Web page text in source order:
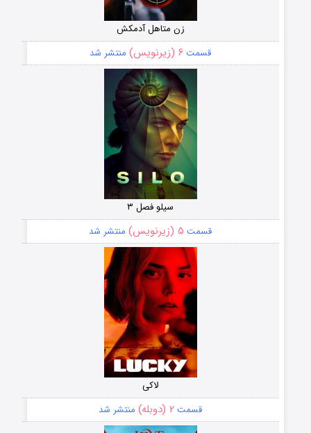
زن متاهل آدمکش
قسمت ۶ (زیرنویس) منتشر شد
سیلو فصل ۳
قسمت ۵ (زیرنویس) منتشر شد
لاکی
قسمت ۲ (دوبله) منتشر شد